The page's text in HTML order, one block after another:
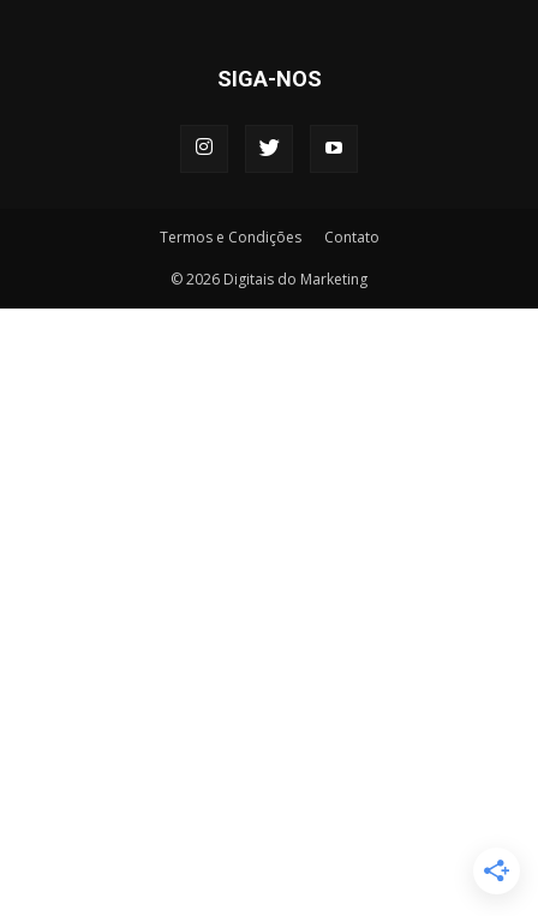
SIGA-NOS
Termos e Condições Contato
© 2026 Digitais do Marketing